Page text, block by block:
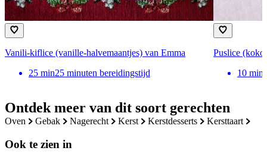
Ontdek meer van dit soort gerechten
oven gebak nagerecht kerst kerstdesserts kersttaart
Ook te zien in
Vanili-kiflice (vanille-halvemaantjes) van Emma
25 min25 minuten bereidingstijd
Puslice
10 min